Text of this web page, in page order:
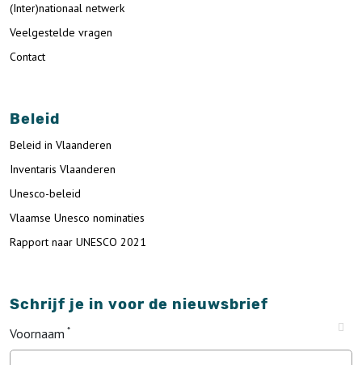
(Inter)nationaal netwerk
Veelgestelde vragen
Contact
Beleid
Beleid in Vlaanderen
Inventaris Vlaanderen
Unesco-beleid
Vlaamse Unesco nominaties
Rapport naar UNESCO 2021
Schrijf je in voor de nieuwsbrief
Voornaam